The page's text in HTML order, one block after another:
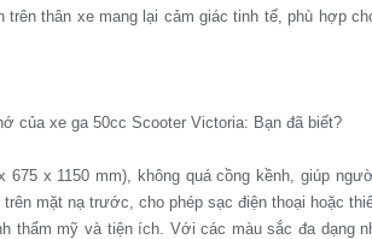
trên thân xe mang lại cảm giác tinh tế, phù hợp
x 1150 mm), không quá cồng kềnh, giúp
mặt nạ trước, cho phép sạc điện thoại hoặc
thẩm mỹ và tiện ích. Với các màu sắc đa dạng